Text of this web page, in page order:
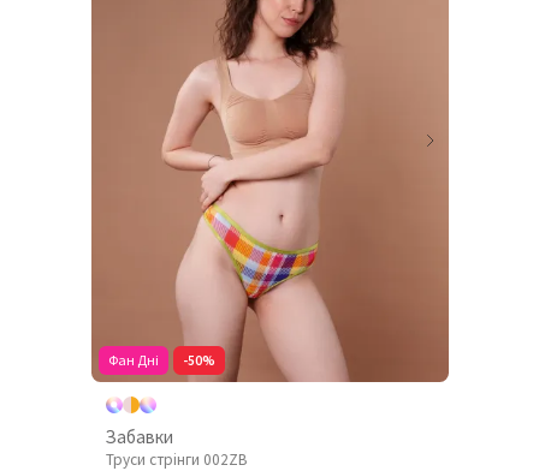
Фан Дні -50%
Забавки
Труси стрінги 002ZB